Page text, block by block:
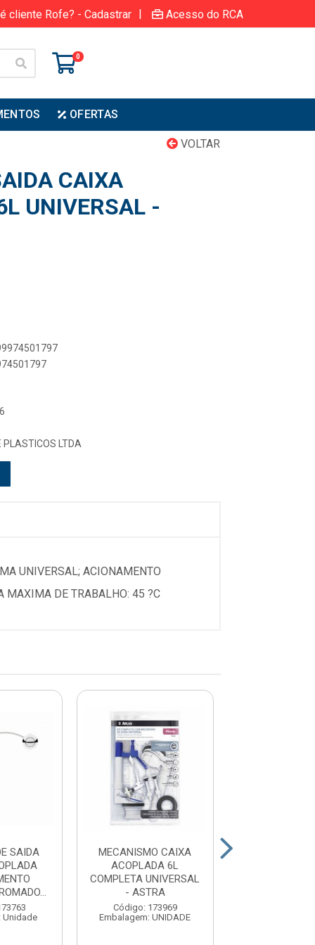
cliente Rofe? - Cadastrar | Acesso do RCA
0
OFERTAS
VOLTAR
CAIXA
UNIVERSAL -
PLASTICOS LTDA
UNIVERSAL; ACIONAMENTO
MAXIMA DE TRABALHO: 45 ?C
SAIDA
Unidade
MECANISMO CAIXA
ACOPLADA 6L
COMPLETA UNIVERSAL
- ASTRA
Código: 173969
Embalagem: UNIDADE